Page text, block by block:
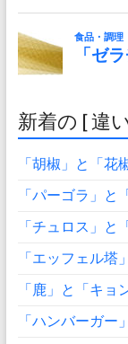
新着の [ 違
「胡椒」と「花
「パーゴラ」と
「チュロス」と
「エッフェル塔
「鹿」と「キョ
「ハンバーガー